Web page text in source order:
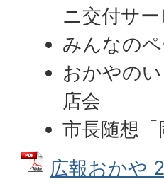
ニ交付サ
みんなの
おかやの
店会
市長随想「
広報おかや